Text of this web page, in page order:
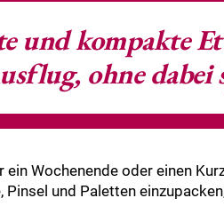
und kompakte
ohne dabei
Wochenende oder einen
und Paletten